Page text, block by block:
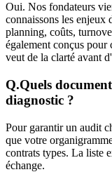
Oui. Nos fondateurs
connaissons les enjeux
planning, coûts,
également conçus pour
veut de la clarté avant
Q.Quels
diagnostic ?
Pour garantir un audit
que votre
contrats types. La liste
échange.